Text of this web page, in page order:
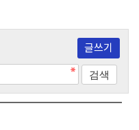
글쓰기